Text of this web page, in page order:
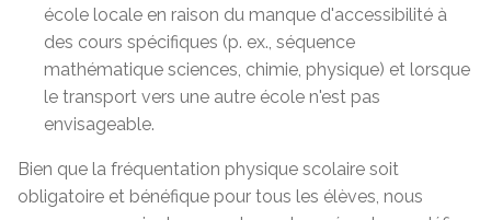
école locale en raison du manque d'accessibilité à
des cours spécifiques (p. ex., séquence
mathématique sciences, chimie, physique) et lorsque
le transport vers une autre école n'est pas
envisageable.
Bien que la fréquentation physique scolaire soit
obligatoire et bénéfique pour tous les élèves, nous